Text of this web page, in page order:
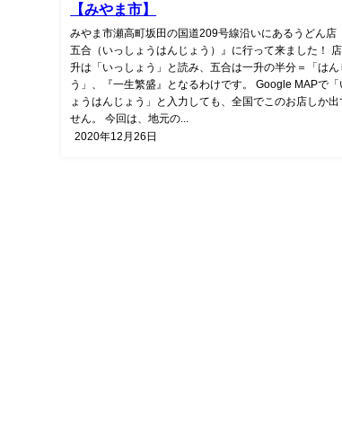
【みやま市】
みやま市瀬高町坂田の国道209号線沿いにあるうどん店
五合（いっしょうはんじょう）』に行って来ました！
升は「いっしょう」と読み、五合は一升の半分＝「はん
う」、『一生繁盛』となるわけです。 Google MAPで「
ょうはんじょう」と入力しても、全国でこのお店しか出
せん。 今回は、地元の...
2020年12月26日